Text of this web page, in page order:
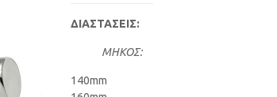
ΔΙΑΣΤΑΣΕΙΣ:
ΜΗΚΟΣ:
140mm